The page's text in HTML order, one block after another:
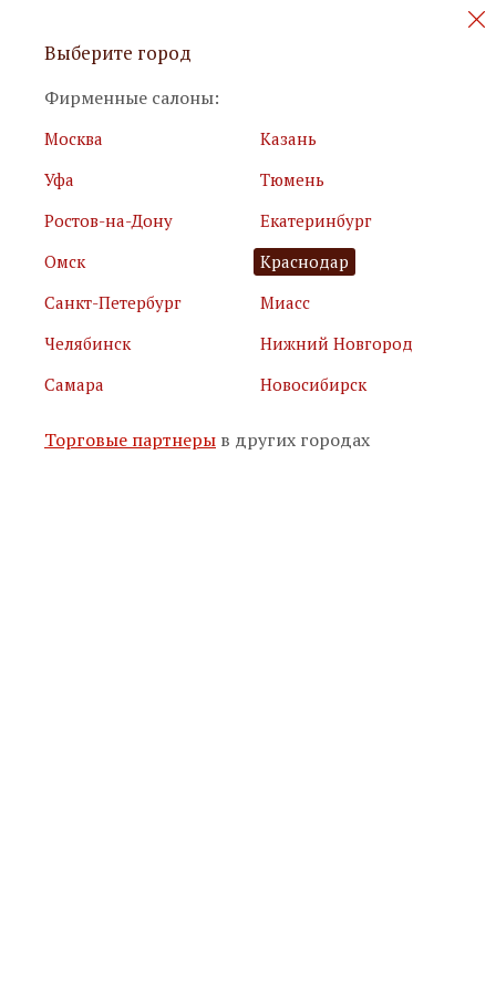
Персональные акции и новинки
Я принимаю
условия использования сайта
Я соглашаюсь сполитикой обработки персональных
Подписаться
Выберите город
Фирменные салоны:
Москва
Казань
Уфа
Тюмень
Ростов-на-Дону
Екатеринбург
Омск
Краснодар
Санкт-Петербург
Миасс
Челябинск
Нижний Новгород
Самара
Новосибирск
Торговые партнеры в других городах